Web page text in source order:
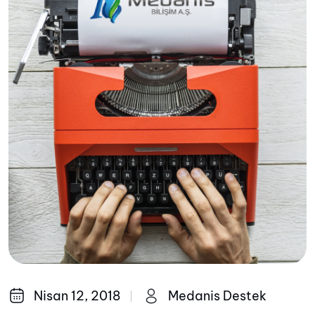
Nisan 12, 2018 Medanis Destek